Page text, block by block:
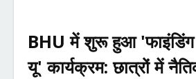
BHU में शुरू हुआ 'फाइंडिंग
यू' कार्यक्रम: छात्रों में